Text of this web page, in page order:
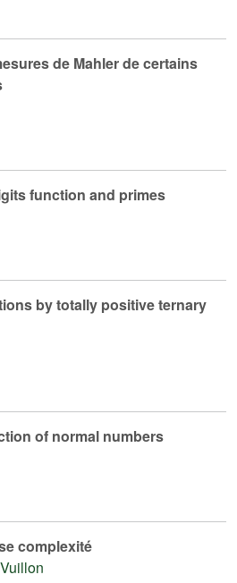
de Mahler de certains
function and primes
by totally positive ternary
of normal numbers
complexité